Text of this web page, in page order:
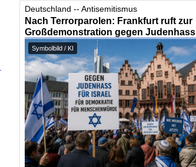
Deutschland -- Antisemitismus
Nach Terrorparolen: Frankfurt ruft zur
Großdemonstration gegen Judenhass
Symbolbild / KI